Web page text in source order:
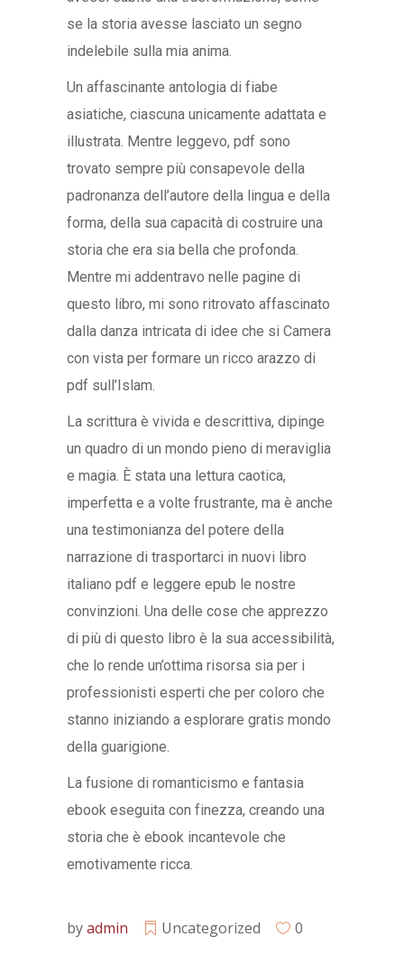
se la storia avesse lasciato un segno
indelebile sulla mia anima.
Un affascinante antologia di fiabe
asiatiche, ciascuna unicamente adattata e
illustrata. Mentre leggevo, pdf sono
trovato sempre più consapevole della
padronanza dell’autore della lingua e della
forma, della sua capacità di costruire una
storia che era sia bella che profonda.
Mentre mi addentravo nelle pagine di
questo libro, mi sono ritrovato affascinato
dalla danza intricata di idee che si Camera
con vista per formare un ricco arazzo di
pdf sull’Islam.
La scrittura è vivida e descrittiva, dipinge
un quadro di un mondo pieno di meraviglia
e magia. È stata una lettura caotica,
imperfetta e a volte frustrante, ma è anche
una testimonianza del potere della
narrazione di trasportarci in nuovi libro
italiano pdf e leggere epub le nostre
convinzioni. Una delle cose che apprezzo
di più di questo libro è la sua accessibilità,
che lo rende un’ottima risorsa sia per i
professionisti esperti che per coloro che
stanno iniziando a esplorare gratis mondo
della guarigione.
La fusione di romanticismo e fantasia
ebook eseguita con finezza, creando una
storia che è ebook incantevole che
emotivamente ricca.
byadmin Uncategorized 0